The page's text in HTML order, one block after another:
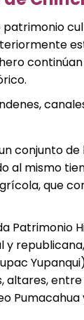
conjunto
al mismo
que
Patrimonio
y